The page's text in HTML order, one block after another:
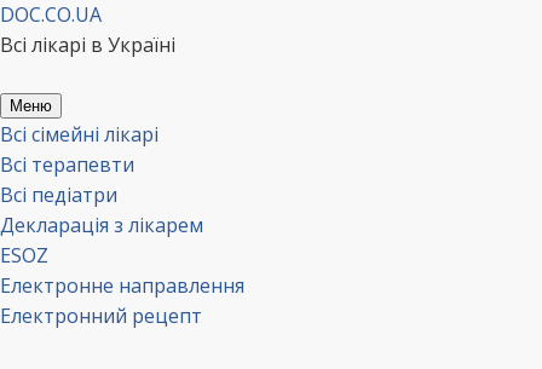
Перейти
до
DOC.CO.UA
Всі лікарі в Україні
Меню
Всі сімейні лікарі
Всі терапевти
Всі педіатри
Декларація з лікарем
ESOZ
Електронне направлення
Електронний рецепт